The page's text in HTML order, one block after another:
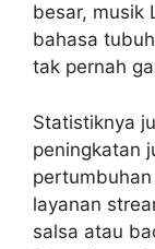
besar, musik
bahasa
tak pernah
Statistiknya
peningkatan
layanan
salsa atau